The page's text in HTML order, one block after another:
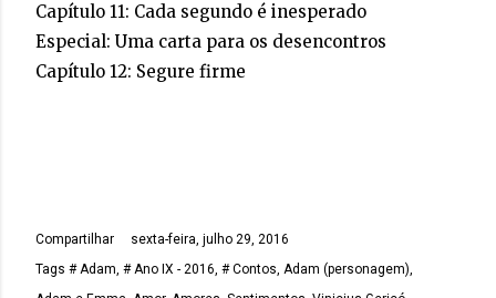
Capítulo 11: Cada segundo é inesperado
Especial: Uma carta para os desencontros
Capítulo 12: Segure firme
Compartilhar
sexta-feira, julho 29, 2016
Tags # Adam # Ano IX - 2016 # Contos Adam (personagem)